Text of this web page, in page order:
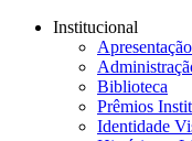
Conteúdo principal
Institucional
Apresentação
Biblioteca
Prêmios
Identidade